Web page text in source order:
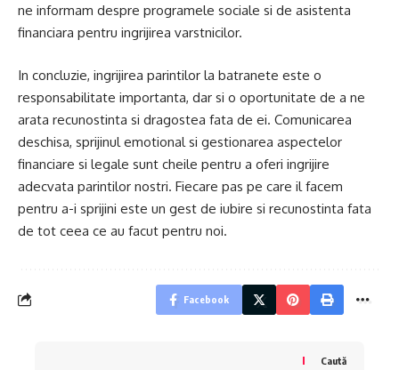
ne informam despre programele sociale si de asistenta
financiara pentru ingrijirea varstnicilor.
In concluzie, ingrijirea parintilor la batranete este o
responsabilitate importanta, dar si o oportunitate de a ne
arata recunostinta si dragostea fata de ei. Comunicarea
deschisa, sprijinul emotional si gestionarea aspectelor
financiare si legale sunt cheile pentru a oferi ingrijire
adecvata parintilor nostri. Fiecare pas pe care il facem
pentru a-i sprijini este un gest de iubire si recunostinta fata
de tot ceea ce au facut pentru noi.
Facebook
Caută